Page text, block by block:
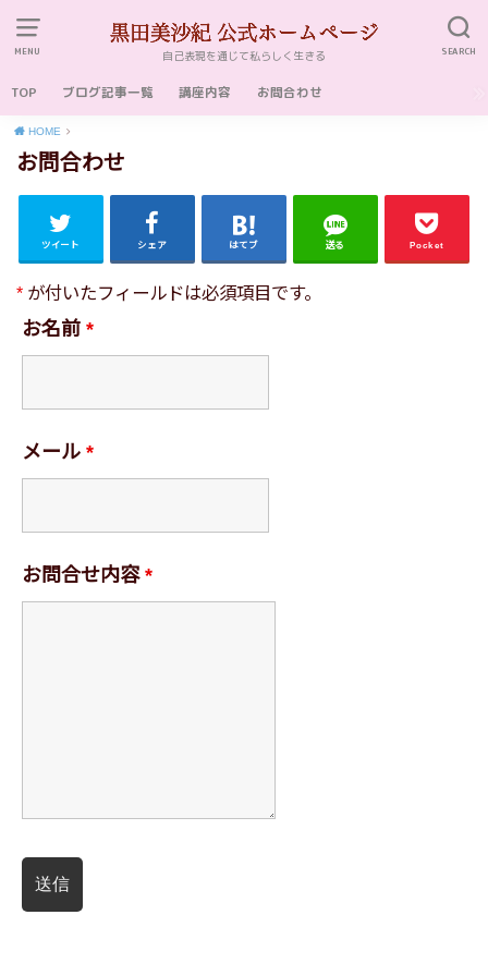
MENU SEARCH
自己表現を通じて私らしく生きる
TOP ブログ記事一覧 講座内容 お問合わせ
HOME
お問合わせ
ツイート シェア はてブ 送る Pocket
*が付いたフィールドは必須項目です。
お名前 *
メール *
お問合せ内容 *